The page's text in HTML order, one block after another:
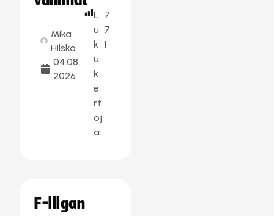
Mika
Hilska
04.08.
2026
L
u
k
u
k
e
rt
oj
a:
7
7
1
F-liigan